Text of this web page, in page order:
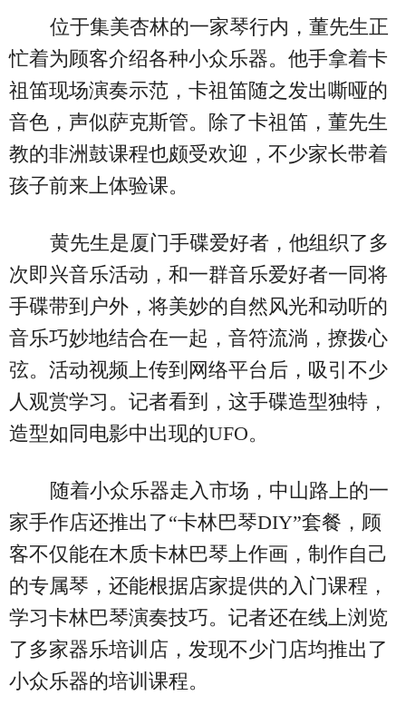
位于集美杏林的一家琴行内，董先生正
忙着为顾客介绍各种小众乐器。他手拿着卡
祖笛现场演奏示范，卡祖笛随之发出嘶哑的
音色，声似萨克斯管。除了卡祖笛，董先生
教的非洲鼓课程也颇受欢迎，不少家长带着
孩子前来上体验课。
黄先生是厦门手碟爱好者，他组织了多
次即兴音乐活动，和一群音乐爱好者一同将
手碟带到户外，将美妙的自然风光和动听的
音乐巧妙地结合在一起，音符流淌，撩拨心
弦。活动视频上传到网络平台后，吸引不少
人观赏学习。记者看到，这手碟造型独特，
造型如同电影中出现的UFO。
随着小众乐器走入市场，中山路上的一
家手作店还推出了“卡林巴琴DIY”套餐，顾
客不仅能在木质卡林巴琴上作画，制作自己
的专属琴，还能根据店家提供的入门课程，
学习卡林巴琴演奏技巧。记者还在线上浏览
了多家器乐培训店，发现不少门店均推出了
小众乐器的培训课程。